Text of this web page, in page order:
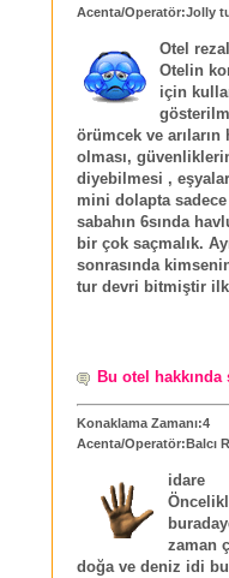
Acenta/Operatör:Jolly
Otel
Otelin
için
örümcek ve
olması,
diyebilmesi ,
mini dolapta sadece
sabahın 6sında
bir çok saçmalık.
sonrasında
tur devri bitmiştir
Bu otel hakkında
Konaklama Zamanı:4
Acenta/Operatör:Balcı
idare
zaman
doğa ve deniz idi